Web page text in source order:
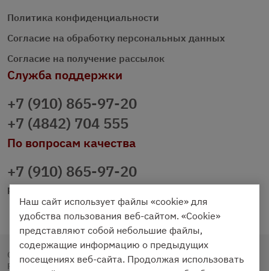
Политика конфиденциальности
Согласие на обработку персональных данных
Согласие на получение рассылок
Служба поддержки
+7 (910) 865-97-20
+7 (4842) 704 555
По вопросам качества
+7 (910) 865-97-20
prazdnichniy40@palmi.ru
Copyright © 2020 - 2026. Праздничный Стол.
Разработка и продвижение - Vegas Studio
Наш сайт использует файлы «cookie» для
удобства пользования веб-сайтом. «Cookie»
представляют собой небольшие файлы,
содержащие информацию о предыдущих
посещениях веб-сайта. Продолжая использовать